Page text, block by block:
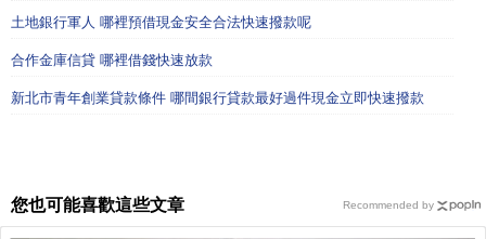
土地銀行軍人 哪裡預借現金安全合法快速撥款呢
合作金庫信貸 哪裡借錢快速放款
新北市青年創業貸款條件 哪間銀行貸款最好過件現金立即快速撥款
您也可能喜歡這些文章 Recommended by